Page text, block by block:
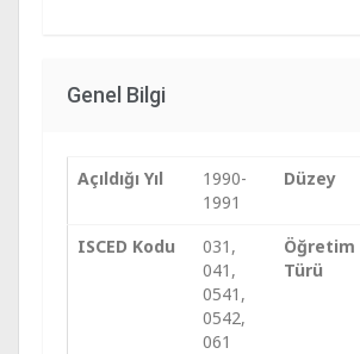
Genel Bilgi
Açıldığı Yıl
1990-
1991
Düzey
ISCED Kodu
031,
041,
0541,
0542,
061
Öğretim
Türü